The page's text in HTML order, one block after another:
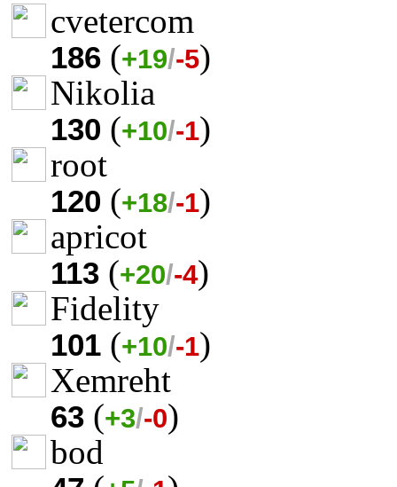
cvetercom
186 (+19/-5)
Nikolia
130 (+10/-1)
root
120 (+18/-1)
apricot
113 (+20/-4)
Fidelity
101 (+10/-1)
Xemreht
63 (+3/-0)
bod